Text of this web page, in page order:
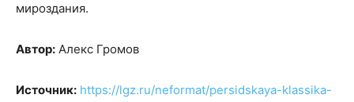
мироздания.
Автор: Алекс Громов
Источник: https://lgz.ru/neformat/persidskaya-klassika-